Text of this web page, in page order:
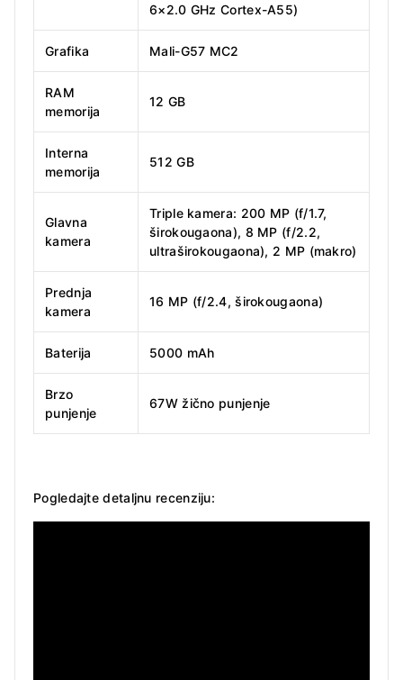
6×2.0 GHz Cortex-A55)
Grafika Mali-G57 MC2
RAM
memorija
12 GB
Interna
memorija
512 GB
Glavna
kamera
Triple kamera: 200 MP (f/1.7,
širokougaona), 8 MP (f/2.2,
ultraširokougaona), 2 MP (makro)
Prednja
kamera
16 MP (f/2.4, širokougaona)
Baterija 5000 mAh
Brzo
punjenje
67W žično punjenje
Pogledajte detaljnu recenziju: